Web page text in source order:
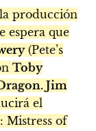
producción
espera que
(Pete’s
Toby
Jim
el
Mistress of